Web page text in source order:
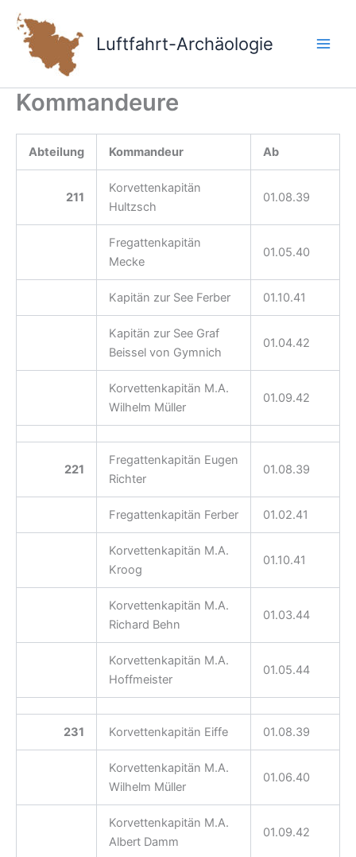
Inhalt
springen
Luftfahrt-Archäologie
Kommandeure
Abteilung Kommandeur Ab
211
Korvettenkapitän
Hultzsch
01.08.39
Fregattenkapitän
Mecke
01.05.40
Kapitän zur See Ferber 01.10.41
Kapitän zur See Graf
Beissel von Gymnich
01.04.42
Korvettenkapitän M.A.
Wilhelm Müller
01.09.42
221
Fregattenkapitän Eugen
Richter
01.08.39
Fregattenkapitän Ferber 01.02.41
Korvettenkapitän M.A.
Kroog
01.10.41
Korvettenkapitän M.A.
Richard Behn
01.03.44
Korvettenkapitän M.A.
Hoffmeister
01.05.44
231 Korvettenkapitän Eiffe 01.08.39
Korvettenkapitän M.A.
Wilhelm Müller
01.06.40
Korvettenkapitän M.A.
Albert Damm
01.09.42